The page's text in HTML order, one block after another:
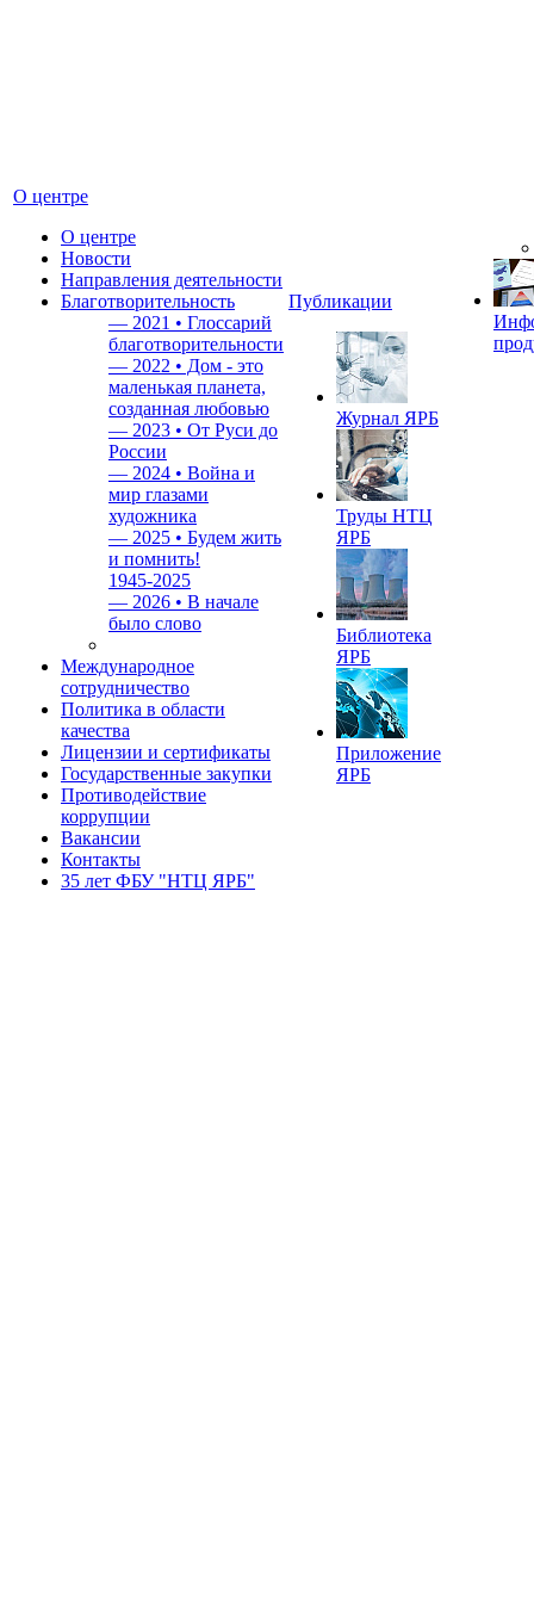
О центре
О центре
Новости
Направления деятельности
Благотворительность
— 2021 • Глоссарий
благотворительности
— 2022 • Дом - это
маленькая планета,
созданная любовью
— 2023 • От Руси до
России
— 2024 • Война и
мир глазами
художника
— 2025 • Будем жить
и помнить!
1945-2025
— 2026 • В начале
было слово
Международное
сотрудничество
Политика в области
качества
Лицензии и сертификаты
Государственные закупки
Противодействие
коррупции
Вакансии
Контакты
35 лет ФБУ "НТЦ ЯРБ"
Публикации
Журнал ЯРБ
Труды НТЦ
ЯРБ
Библиотека
ЯРБ
Приложение
ЯРБ